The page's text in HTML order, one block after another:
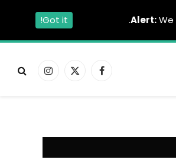
فيسبوكX
الانستغرام
Alert:We
Got it!